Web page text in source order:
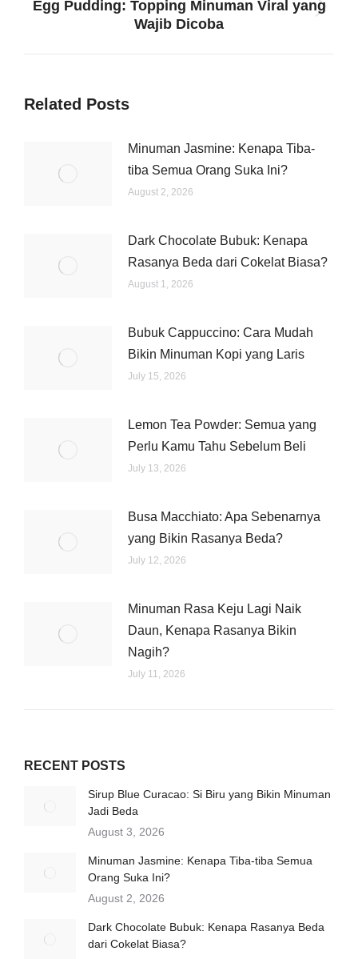
Next
Egg Pudding: Topping Minuman Viral yang
Wajib Dicoba
Related Posts
Minuman Jasmine: Kenapa Tiba-
tiba Semua Orang Suka Ini?
August 2, 2026
Dark Chocolate Bubuk: Kenapa
Rasanya Beda dari Cokelat Biasa?
August 1, 2026
Bubuk Cappuccino: Cara Mudah
Bikin Minuman Kopi yang Laris
July 15, 2026
Lemon Tea Powder: Semua yang
Perlu Kamu Tahu Sebelum Beli
July 13, 2026
Busa Macchiato: Apa Sebenarnya
yang Bikin Rasanya Beda?
July 12, 2026
Minuman Rasa Keju Lagi Naik
Daun, Kenapa Rasanya Bikin
Nagih?
July 11, 2026
RECENT POSTS
Sirup Blue Curacao: Si Biru yang Bikin Minuman
Jadi Beda
August 3, 2026
Minuman Jasmine: Kenapa Tiba-tiba Semua
Orang Suka Ini?
August 2, 2026
Dark Chocolate Bubuk: Kenapa Rasanya Beda
dari Cokelat Biasa?